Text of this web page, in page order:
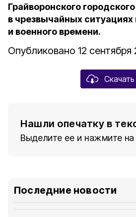
Грайворонского городского
в чрезвычайных ситуациях
и военного времени.
Опубликовано 12 сентября
Скачать
Нашли опечатку в
Выделите ее и нажмите на
Последние новости